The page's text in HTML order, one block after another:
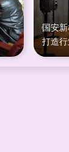
国安
打造